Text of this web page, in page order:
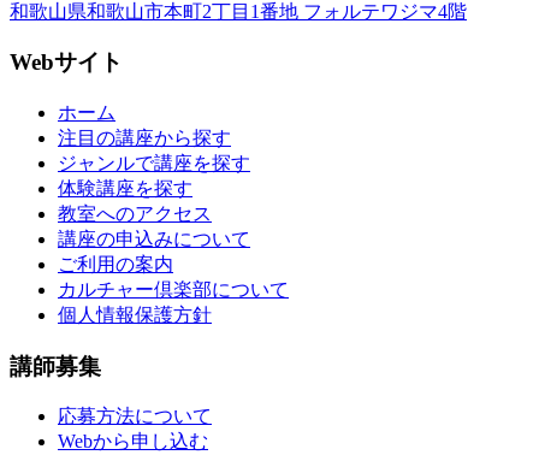
和歌山県和歌山市本町2丁目1番地 フォルテワジマ4階
Webサイト
ホーム
注目の講座から探す
ジャンルで講座を探す
体験講座を探す
教室へのアクセス
講座の申込みについて
ご利用の案内
カルチャー倶楽部について
個人情報保護方針
講師募集
応募方法について
Webから申し込む